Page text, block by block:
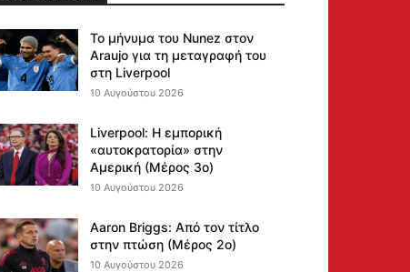
Το μήνυμα του Nunez στον
Araujo για τη μεταγραφή του
στη Liverpool
10 Αυγούστου 2026
Liverpool: Η εμπορική
«αυτοκρατορία» στην
Αμερική (Μέρος 3ο)
10 Αυγούστου 2026
Aaron Briggs: Από τον τίτλο
στην πτώση (Μέρος 2ο)
10 Αυγούστου 2026